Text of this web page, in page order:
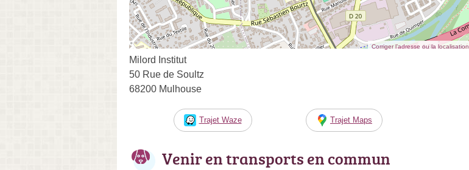
Corriger l’adresse ou la localisation
Milord Institut
50 Rue de Soultz
68200 Mulhouse
Trajet Waze Trajet Maps
Venir en transports en commun